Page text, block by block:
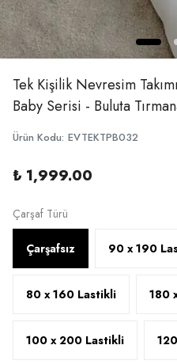
Tek Kişilik Nevresim
Baby Serisi - Buluta
Ürün Kodu: EVTEKTPB032
₺ 1,999.00
Çarşaf Türü
Çarşafsız 90 x 190
80 x 160 Lastikli 180
100 x 200 Lastikli